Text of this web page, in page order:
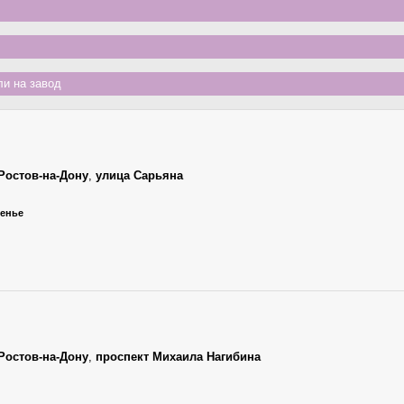
на завод
на-Дону, улица Сарьяна
на-Дону, проспект Михаила Нагибина